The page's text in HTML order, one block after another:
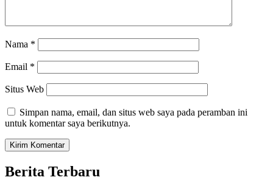
Nama *
Email *
Situs Web
Simpan nama, email, dan situs web saya pada peramban ini
untuk komentar saya berikutnya.
Berita Terbaru